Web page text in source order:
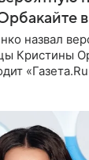
в
назвал
Кристины